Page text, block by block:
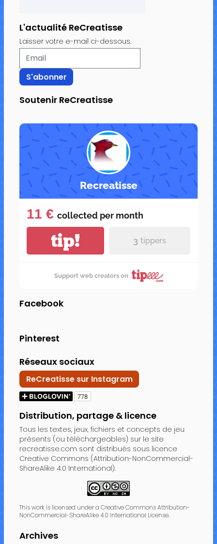
L'actualité ReCreatisse
Laisser votre e-mail ci-dessous.
Soutenir ReCreatisse
Recreatisse
11 € collected per month
tip! 3 tippers
Support web creators on
Facebook
Pinterest
Réseaux sociaux
ReCreatisse sur Instagram
Distribution, partage & licence
Tous les textes, jeux, fichiers et concepts de jeu
présents (ou téléchargeables) sur le site
recreatisse.com sont distribués sous licence
Creative Commons (Attribution-NonCommercial-
ShareAlike 4.0 International).
This work is licensed under a Creative Commons Attribution-
NonCommercial-ShareAlike 4.0 International License.
Archives